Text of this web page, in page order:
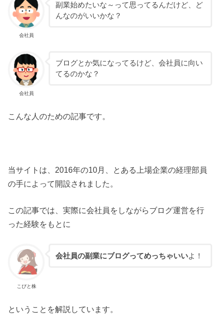
会社員
副業始めたいな～って思ってるんだけど、ど
んなのがいいかな？
会社員
ブログとか気になってるけど、会社員に向い
てるのかな？
こんな人のための記事です。
当サイトは、2016年の10月、とある上場企業の経理部員
の手によって開設されました。
この記事では、実際に会社員をしながらブログ運営を行
った経験をもとに
こびと株
会社員の副業にブログってめっちゃいいよ！
ということを解説しています。